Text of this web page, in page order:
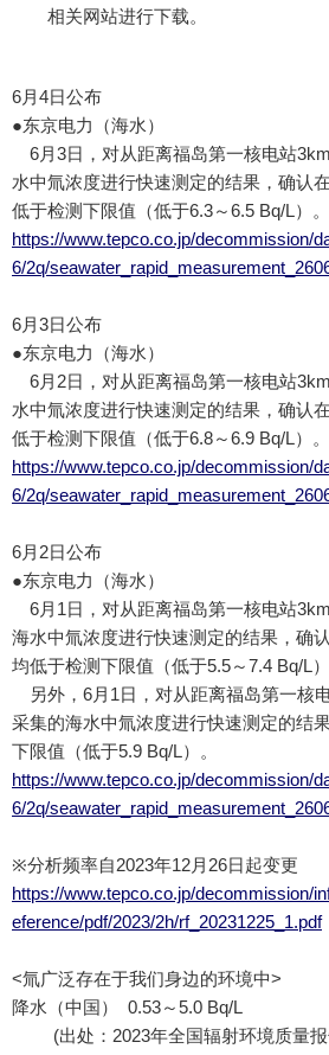
相关网站进行下载。
6月4日公布
●东京电力（海水）
6月3日，对从距离福岛第一核电站
水中氚浓度进行快速测定的结果，确认
低于检测下限值（低于6.3～6.5 Bq/L）。
https://www.tepco.co.jp/decommission/
6/2q/
6月3日公布
●东京电力（海水）
6月2日，对从距离福岛第一核电站
水中氚浓度进行快速测定的结果，确认
低于检测下限值（低于6.8～6.9 Bq/L）。
https://www.tepco.co.jp/decommission/
6/2q/
6月2日公布
●东京电力（海水）
6月1日，对从距离福岛第一核电站
海水中氚浓度进行快速测定的结果，确
均低于检测下限值（低于5.5～7.4 Bq/L）
另外，6月1日，对从距离福岛第一核
采集的海水中氚浓度进行快速测定的结
下限值（低于5.9 Bq/L）。
https://www.tepco.co.jp/decommission/
6/2q/
※分析频率自2023年12月26日起变更
https://www.tepco.co.jp/decommission/
eference/pdf/2023/2h/rf_20231225_1.pdf
<氚广泛存在于我们身边的环境中>
降水（中国） 0.53～5.0 Bq/L
(出处：2023年全国辐射环境质量报